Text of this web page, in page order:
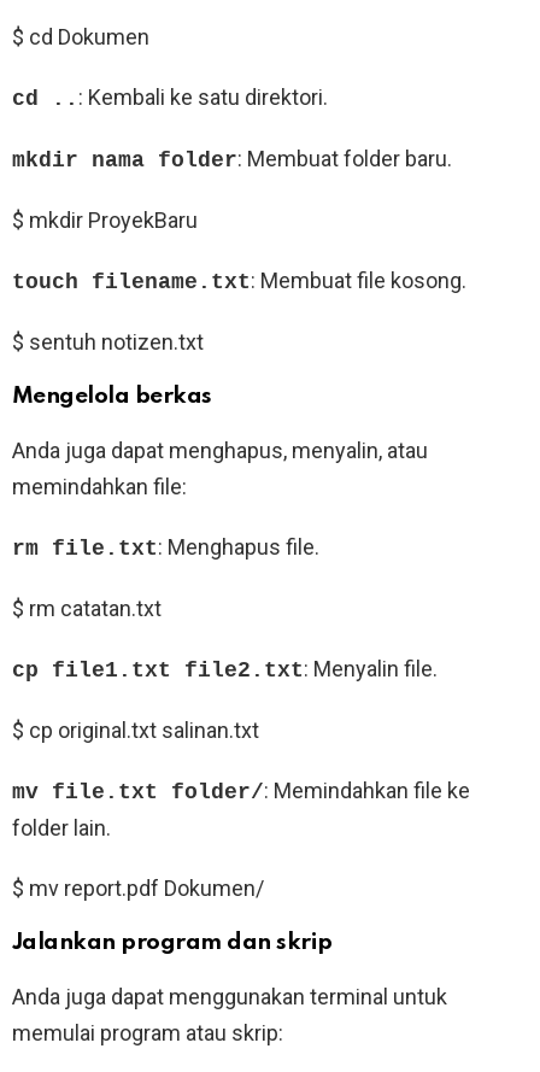
$ cd Dokumen
cd .. : Kembali ke satu direktori.
mkdir nama folder: Membuat folder baru.
$ mkdir ProyekBaru
touch filename.txt: Membuat file kosong.
$ sentuh notizen.txt
Mengelola berkas
Anda juga dapat menghapus, menyalin, atau
memindahkan file:
rm file.txt: Menghapus file.
$ rm catatan.txt
cp file1.txt file2.txt: Menyalin file.
$ cp original.txt salinan.txt
mv file.txt folder/: Memindahkan file ke
folder lain.
$ mv report.pdf Dokumen/
Jalankan program dan skrip
Anda juga dapat menggunakan terminal untuk
memulai program atau skrip: